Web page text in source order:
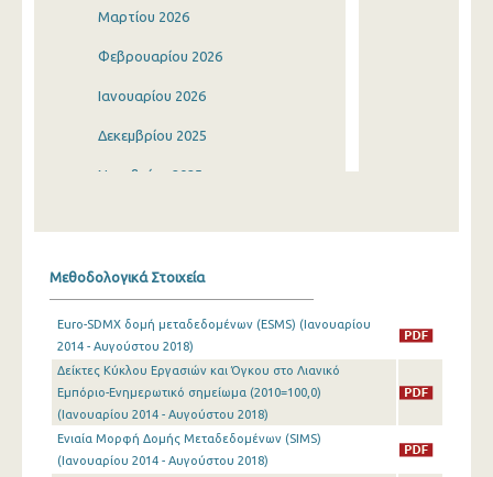
Μαρτίου 2026
Φεβρουαρίου 2026
Ιανουαρίου 2026
Δεκεμβρίου 2025
Νοεμβρίου 2025
Ιουλίου 2025
Ιουνίου 2025
Μαΐου 2025
Απριλίου 2025
Μεθοδολογικά Στοιχεία
Euro-SDMX δομή μεταδεδομένων (ESMS) (Ιανουαρίου
2014 - Αυγούστου 2018)
Δείκτες Κύκλου Εργασιών και Όγκου στο Λιανικό
Εμπόριο-Ενημερωτικό σημείωμα (2010=100,0)
(Ιανουαρίου 2014 - Αυγούστου 2018)
Ενιαία Μορφή Δομής Μεταδεδομένων (SIMS)
(Ιανουαρίου 2014 - Αυγούστου 2018)